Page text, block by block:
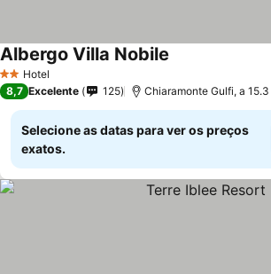
2 Estrelas
Hotel
Albergo Villa Nobile
8,7 Excelente 125 Chiaramonte Gulfi, a
Selecione as datas para ver os preços
exatos.